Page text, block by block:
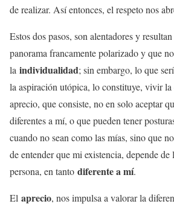
de realizar. Así entonces, el respeto nos
Estos dos pasos, son alentadores y
panorama francamente polarizado y que
la individualidad; sin embargo, lo que
la aspiración utópica, lo constituye, vivir la
aprecio, que consiste, no en solo aceptar
diferentes a mí, o que pueden tener
cuando no sean como las mías, sino que
de entender que mi existencia, depende de
persona, en tanto diferente a mí.
El aprecio, nos impulsa a valorar la